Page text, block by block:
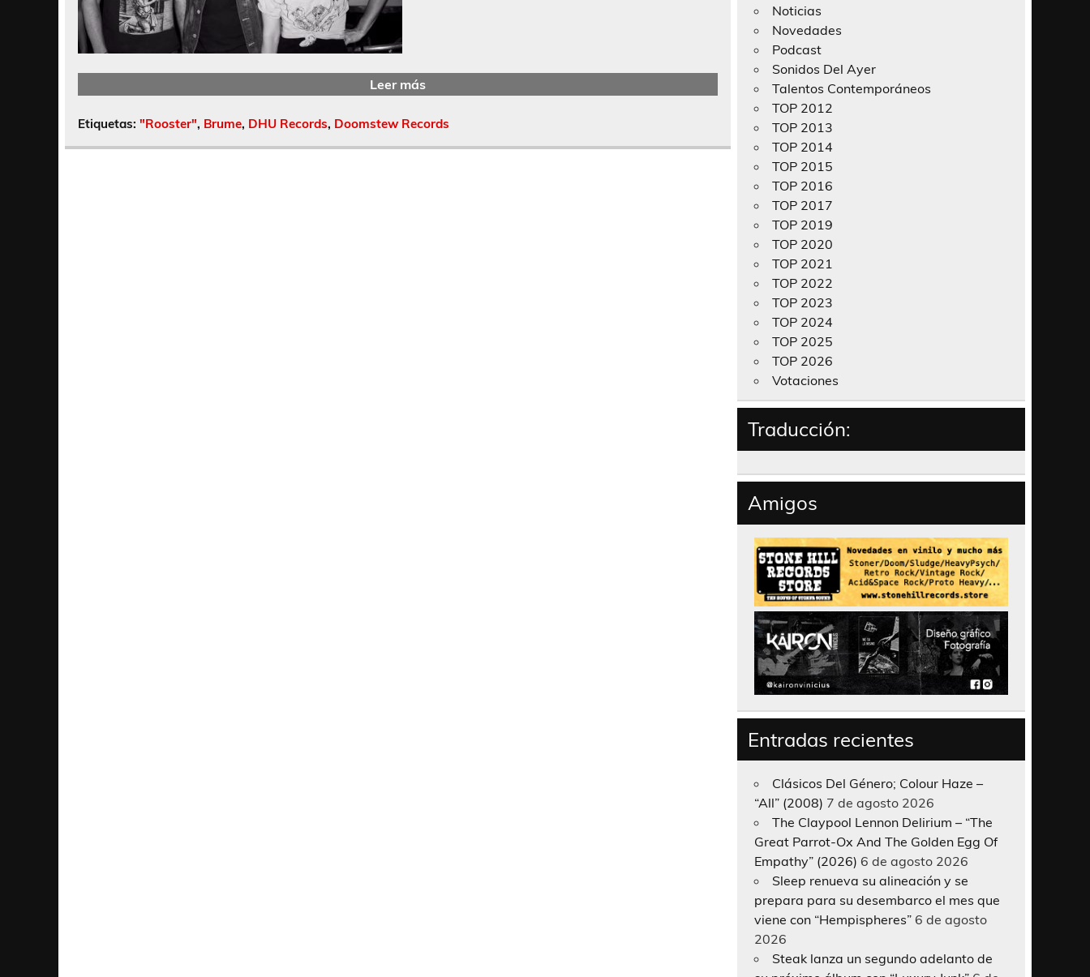
Leer más
Etiquetas: "Rooster", Brume, DHU Records, Doomstew Records
Noticias
Novedades
Podcast
Sonidos Del Ayer
Talentos Contemporáneos
TOP 2012
TOP 2013
TOP 2014
TOP 2015
TOP 2016
TOP 2017
TOP 2019
TOP 2020
TOP 2021
TOP 2022
TOP 2023
TOP 2024
TOP 2025
TOP 2026
Votaciones
Traducción:
Amigos
Entradas recientes
Clásicos Del Género; Colour Haze –
“All” (2008) 7 de agosto 2026
The Claypool Lennon Delirium – “The
Great Parrot-Ox And The Golden Egg Of
Empathy” (2026) 6 de agosto 2026
Sleep renueva su alineación y se
prepara para su desembarco el mes que
viene con “Hempispheres” 6 de agosto
2026
Steak lanza un segundo adelanto de